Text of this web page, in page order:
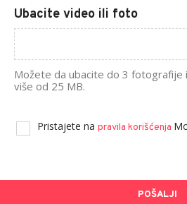
Ubacite video ili foto
Možete da ubacite do 3 fotografije
više od 25 MB.
Pristajete na pravila korišćenja
POŠALJI